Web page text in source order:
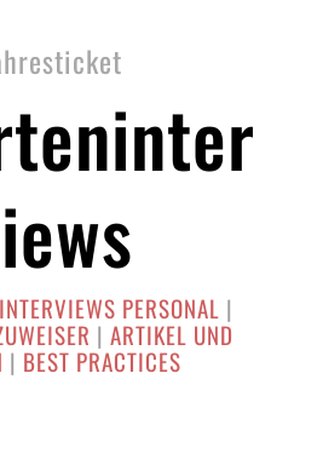
INTERVIEWS PERSONAL |
| ARTIKEL UND
| BEST PRACTICES